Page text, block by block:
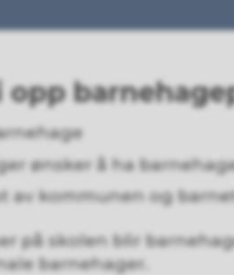
opp
ønsker å ha
av kommunen og
på skolen blir
barnehager.